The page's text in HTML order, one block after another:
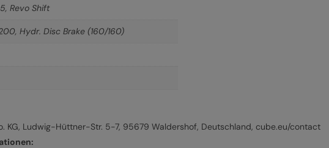
Revo Shift
Hydr. Disc Brake (160/160)
KG, Ludwig-Hüttner-Str. 5-7, 95679 Waldershof, Deutschland, cube.eu/contact